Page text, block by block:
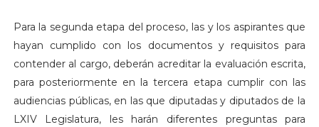
Para la segunda etapa del proceso, las y los aspirantes que
hayan cumplido con los documentos y requisitos para
contender al cargo, deberán acreditar la evaluación escrita,
para posteriormente en la tercera etapa cumplir con las
audiencias públicas, en las que diputadas y diputados de la
LXIV Legislatura, les harán diferentes preguntas para